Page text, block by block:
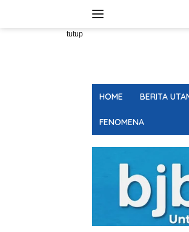
tutup
HOME BERITA
FENOMENA